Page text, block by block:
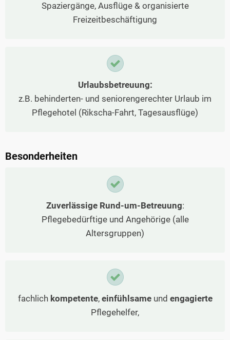
Spaziergänge, Ausflüge & organisierte
Freizeitbeschäftigung
Urlaubsbetreuung:
z.B. behinderten- und seniorengerechter Urlaub im
Pflegehotel (Rikscha-Fahrt, Tagesausflüge)
Besonderheiten
Zuverlässige Rund-um-Betreuung:
Pflegebedürftige und Angehörige (alle
Altersgruppen)
fachlich kompetente, einfühlsameund engagierte
Pflegehelfer,